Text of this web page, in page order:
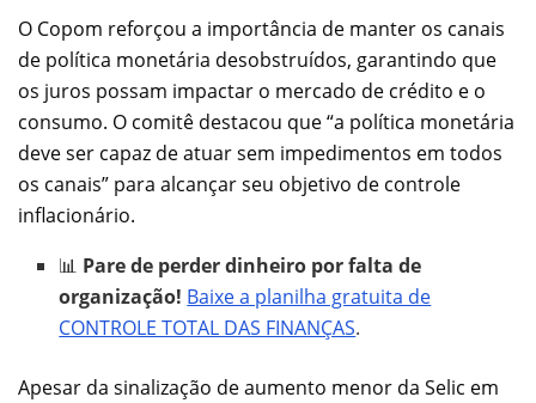
O Copom reforçou a importância de manter os canais
de política monetária desobstruídos, garantindo que
os juros possam impactar o mercado de crédito e o
consumo. O comitê destacou que “a política monetária
deve ser capaz de atuar sem impedimentos em todos
os canais” para alcançar seu objetivo de controle
inflacionário.
📊 Pare de perder dinheiro por falta de
organização! Baixe a planilha gratuita de
CONTROLE TOTAL DAS FINANÇAS.
Apesar da sinalização de aumento menor da Selic em